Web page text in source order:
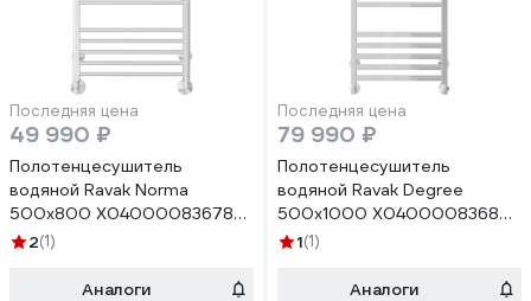
Последняя цена
49 990 ₽
Полотенцесушитель
водяной Ravak Norma
500x800 X04000083678
00000073746
2(1)
Аналоги
Последняя цена
79 990 ₽
Полотенцесушитель
водяной Ravak Degree
500x1000 X04000083682
00000073731
1(1)
Аналоги